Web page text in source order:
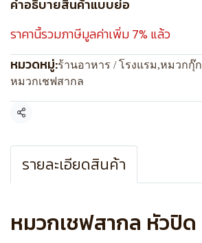
คำอธิบายสินค้าแบบย่อ
ราคานี้รวมภาษีมูลค่าเพิ่ม 7% แล้ว
หมวดหมู่:ร้านอาหาร / โรงแรม,หมวกกุ๊ก
หมวกเชฟสากล
แชร์
รายละเอียดสินค้า
หมวกเชฟสากล หัวปิด